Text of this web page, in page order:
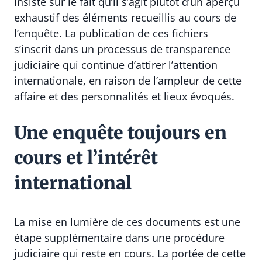
exhaustif des éléments recueillis au cours de
l’enquête. La publication de ces fichiers
s’inscrit dans un processus de transparence
judiciaire qui continue d’attirer l’attention
internationale, en raison de l’ampleur de cette
affaire et des personnalités et lieux évoqués.
Une enquête toujours en
cours et l’intérêt
international
La mise en lumière de ces documents est une
étape supplémentaire dans une procédure
judiciaire qui reste en cours. La portée de cette